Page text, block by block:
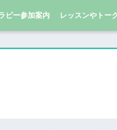
ピー参加案内 レッスンやトー